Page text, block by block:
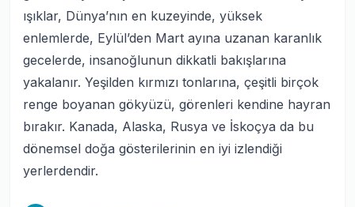
ışıklar, Dünya’nın en kuzeyinde, yüksek
enlemlerde, Eylül’den Mart ayına uzanan karanlık
gecelerde, insanoğlunun dikkatli bakışlarına
yakalanır. Yeşilden kırmızı tonlarına, çeşitli birçok
renge boyanan gökyüzü, görenleri kendine hayran
bırakır. Kanada, Alaska, Rusya ve İskoçya da bu
dönemsel doğa gösterilerinin en iyi izlendiği
yerlerdendir.